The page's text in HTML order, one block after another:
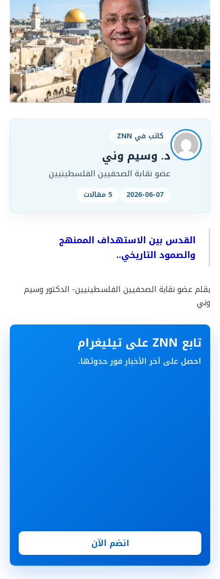
كاتب في ZNN
د. وسيم وني
عضو نقابة الصحفيين الفلسطينيين
2026-06-07 5 مقالات
القدس بين الاستهداف الممنهج
والصمود التاريخي..
بقلم عضو نقابة الصحفيين الفلسطينيين- الدكتور وسيم
وني
تابع ZNN على تيليغرام
احصل على آخر الأخبار فور حدوثها.
انضم الآن